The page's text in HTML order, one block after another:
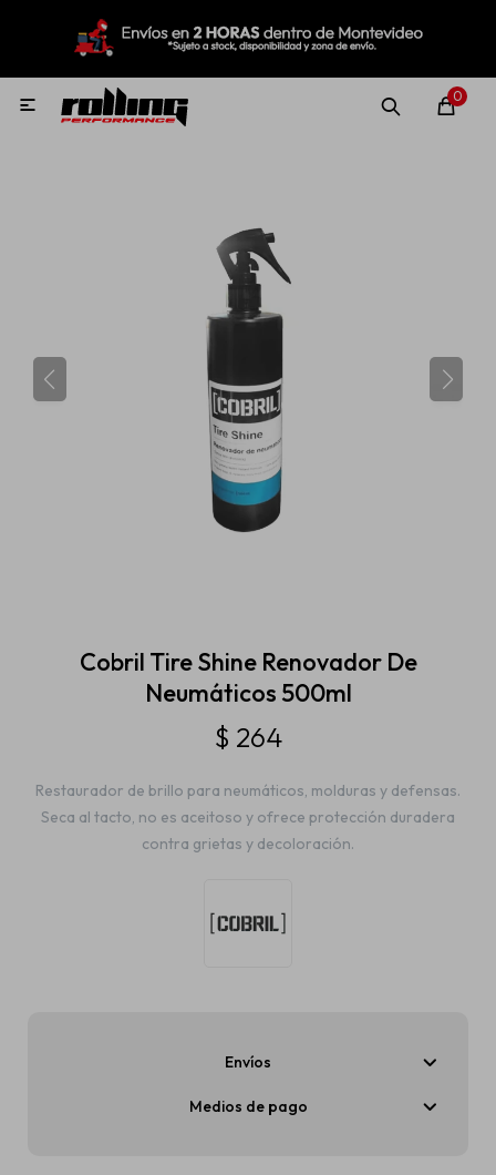
0

Cobril Tire Shine Renovador De
Neumáticos 500ml
$ 264
Restaurador de brillo para neumáticos, molduras y defensas.
Seca al tacto, no es aceitoso y ofrece protección duradera
contra grietas y decoloración.
Envíos
Medios de pago
MI CUENTA
Nuevo! Rolling Repuestos
Accesorios